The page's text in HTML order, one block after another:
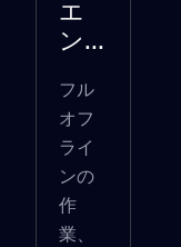
エ
ン...
フル
オフ
ライ
ンの
作
業、